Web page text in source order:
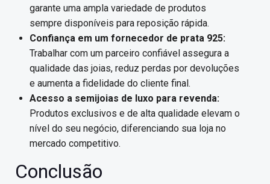
garante uma ampla variedade de produtos
sempre disponíveis para reposição rápida.
Confiança em um fornecedor de prata 925:
Trabalhar com um parceiro confiável assegura a
qualidade das joias, reduz perdas por devoluções
e aumenta a fidelidade do cliente final.
Acesso a semijoias de luxo para revenda:
Produtos exclusivos e de alta qualidade elevam o
nível do seu negócio, diferenciando sua loja no
mercado competitivo.
Conclusão